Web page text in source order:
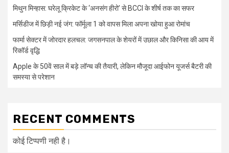
मिथुन मिन्हास: घरेलू क्रिकेट के ‘अनसंग हीरो’ से BCCI के शीर्ष तक का सफर
मर्सिडीज में छिड़ी नई जंग: फॉर्मूला 1 को वापस मिला अपना खोया हुआ रोमांच
फार्मा सेक्टर में जोरदार हलचल: जगसनपाल के शेयरों में उछाल और किनिसा की आय में
रिकॉर्ड वृद्धि
Apple के 50वें साल में बड़े लॉन्च की तैयारी, लेकिन मौजूदा आईफोन यूजर्स बैटरी की
समस्या से परेशान
RECENT COMMENTS
कोई टिप्पणी नही है।